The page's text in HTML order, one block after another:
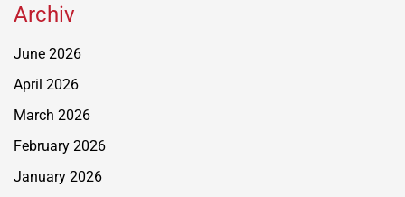
Archiv
June 2026
April 2026
March 2026
February 2026
January 2026